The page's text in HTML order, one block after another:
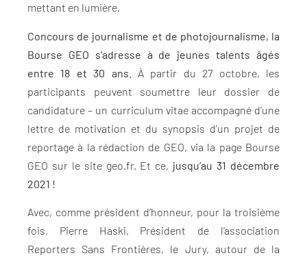
mettant en lumière.
Concours de journalisme et de photojournalisme, la
Bourse GEO s’adresse à de jeunes talents âgés
entre 18 et 30 ans.
À partir du 27 octobre, les
participants peuvent soumettre leur dossier de
candidature – un curriculum vitae accompagné d’une
lettre de motivation et du synopsis d’un projet de
reportage à la rédaction de GEO, via la page Bourse
GEO sur le site geo.fr. Et ce, jusqu’au 31 décembre
2021 !
Avec, comme président d’honneur, pour la troisième
fois, Pierre Haski, Président de l’association
Reporters Sans Frontières, le Jury, autour de la